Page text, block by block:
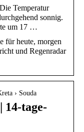
Temperatur
sonnig.
um 17 …
für heute, morgen
und Regenradar
› Souda
14-tage-